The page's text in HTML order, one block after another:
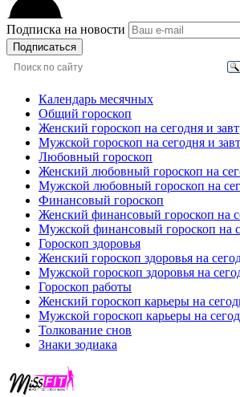
Подписка на новости
Подписаться
Календарь месячных
Общий гороскоп
Женский гороскоп на сегодня и
Мужской гороскоп на сегодня и
Любовный гороскоп
Женский любовный гороскоп на
Мужской любовный гороскоп на
Финансовый гороскоп
Женский финансовый гороскоп на
Мужской финансовый гороскоп на
Гороскоп здоровья
Женский гороскоп здоровья на
Мужской гороскоп здоровья на
Гороскоп работы
Женский гороскоп карьеры на
Мужской гороскоп карьеры на
Толкование снов
Знаки зодиака